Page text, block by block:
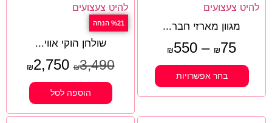
מגוון מארזי חבר...
₪75
–
₪550
בחר אפשרויות
%21 הנחה
שולחן הוקי אווי...
₪3,490
₪2,750
הוספה לסל